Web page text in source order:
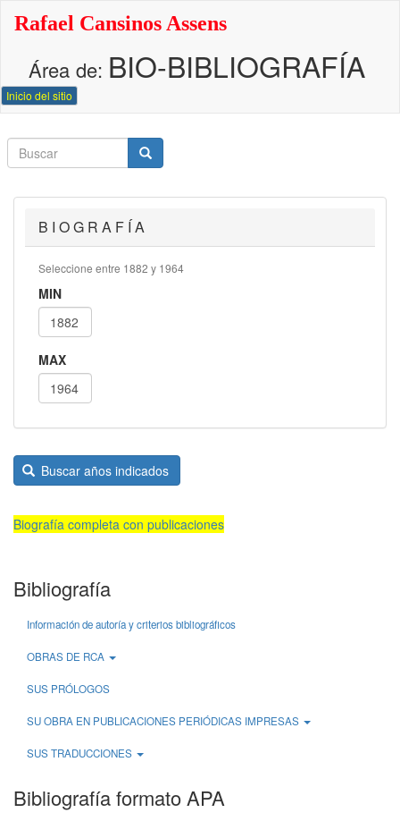
principal
Rafael Cansinos Assens
Área de: BIO-BIBLIOGRAFÍA
Inicio del sitio
Buscar
Buscar
Buscar
B I O G R A F Í A
Seleccione entre 1882 y 1964
MIN
MAX
Buscar años indicados
Biografía completa con publicaciones
Bibliografía
Información de autoría y criterios bibliográficos
OBRAS DE RCA
SUS PRÓLOGOS
SU OBRA EN PUBLICACIONES PERIÓDICAS IMPRESAS
SUS TRADUCCIONES
Bibliografía formato APA